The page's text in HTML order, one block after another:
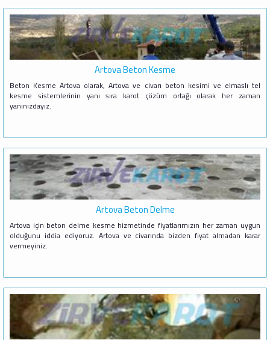
Artova Beton Kesme
Beton Kesme Artova olarak, Artova ve civarı beton kesimi ve elmaslı tel
kesme sistemlerinin yanı sıra karot çözüm ortağı olarak her zaman
yanınızdayız.
Artova Beton Delme
Artova için beton delme kesme hizmetinde fiyatlarımızın her zaman uygun
olduğunu iddia ediyoruz. Artova ve civarında bizden fiyat almadan karar
vermeyiniz.